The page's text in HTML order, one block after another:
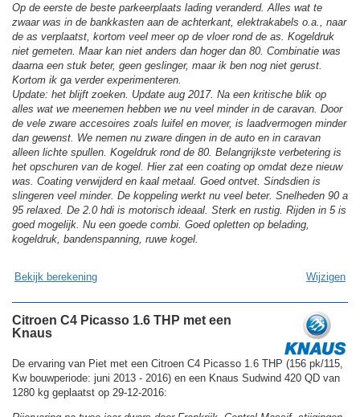
Op de eerste de beste parkeerplaats lading veranderd. Alles wat te
zwaar was in de bankkasten aan de achterkant, elektrakabels o.a., naar
de as verplaatst, kortom veel meer op de vloer rond de as. Kogeldruk
niet gemeten. Maar kan niet anders dan hoger dan 80. Combinatie was
daarna een stuk beter, geen geslinger, maar ik ben nog niet gerust.
Kortom ik ga verder experimenteren.
Update: het blijft zoeken. Update aug 2017. Na een kritische blik op
alles wat we meenemen hebben we nu veel minder in de caravan. Door
de vele zware accesoires zoals luifel en mover, is laadvermogen minder
dan gewenst. We nemen nu zware dingen in de auto en in caravan
alleen lichte spullen. Kogeldruk rond de 80. Belangrijkste verbetering is
het opschuren van de kogel. Hier zat een coating op omdat deze nieuw
was. Coating verwijderd en kaal metaal. Goed ontvet. Sindsdien is
slingeren veel minder. De koppeling werkt nu veel beter. Snelheden 90 a
95 relaxed. De 2.0 hdi is motorisch ideaal. Sterk en rustig. Rijden in 5 is
goed mogelijk. Nu een goede combi. Goed opletten op belading,
kogeldruk, bandenspanning, ruwe kogel.
Bekijk berekening Wijzigen
Citroen C4 Picasso 1.6 THP met een
Knaus
De ervaring van Piet met een Citroen C4 Picasso 1.6 THP (156 pk/115,
Kw bouwperiode: juni 2013 - 2016) en een Knaus Sudwind 420 QD van
1280 kg geplaatst op 29-12-2016: